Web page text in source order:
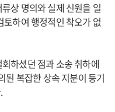
상 명의와 실제 신원을 일
하여 행정적인 착오가 없
하셨던 점과 소송 취하에
된 복잡한 상속 지분이 등기